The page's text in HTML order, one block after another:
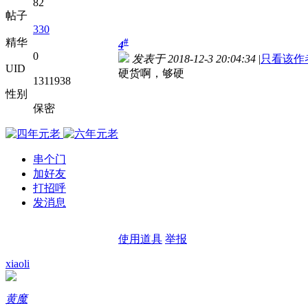
帖子
330
精华
0
UID
1311938
性别
保密
串个门
加好友
打招呼
发消息
4#
发表于 2018-12-3 20:04:34 |只看该作
硬货啊，够硬
使用道具 举报
xiaoli
黄魔